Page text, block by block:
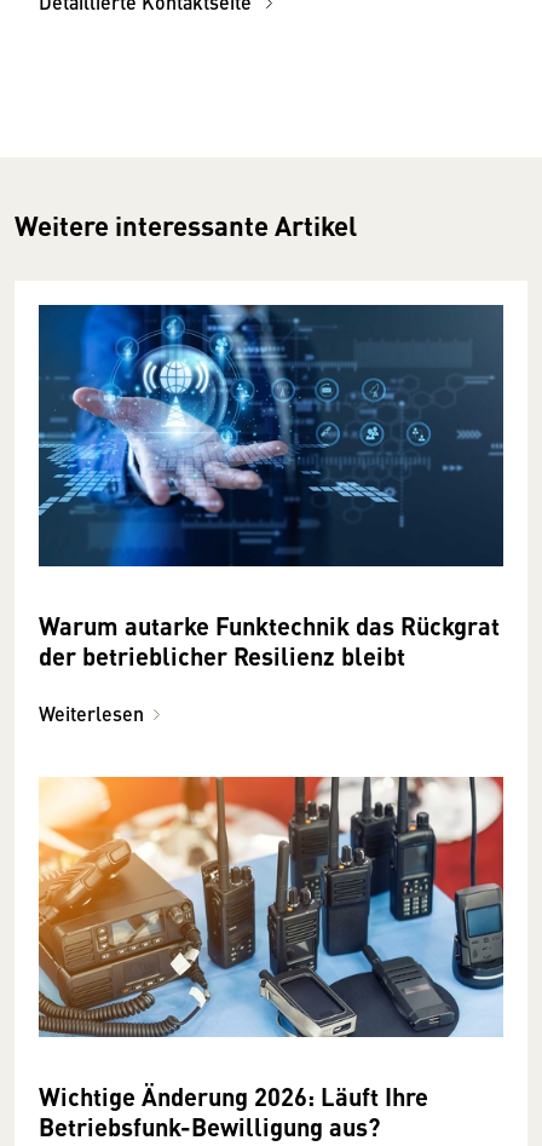
Weitere interessante Artikel
Warum autarke Funktechnik das Rückgrat
der betrieblicher Resilienz bleibt
Weiterlesen
Wichtige Änderung 2026: Läuft Ihre
Betriebsfunk-Bewilligung aus?